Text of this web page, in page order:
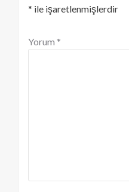
* ile işaretlenmişlerdir
Yorum *